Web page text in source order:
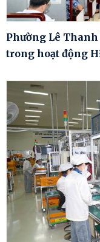
Phường Lê
trong hoạt động